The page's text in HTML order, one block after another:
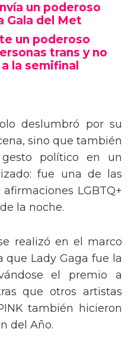
un poderoso
Gala del Met
un poderoso
trans y no
la semifinal
deslumbró por su
sino que también
político en un
fue una de las
LGBTQ+
la noche.
realizó en el marco
Lady Gaga fue la
el premio a
que otros artistas
también hicieron
del Año.